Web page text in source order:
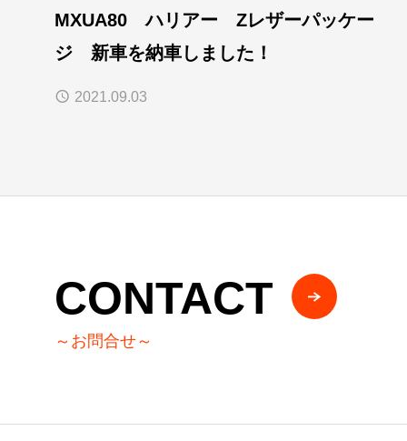
MXUA80 ハリアー Zレザーパッケー
ジ 新車を納車しました！
2021.09.03
CONTACT
～お問合せ～